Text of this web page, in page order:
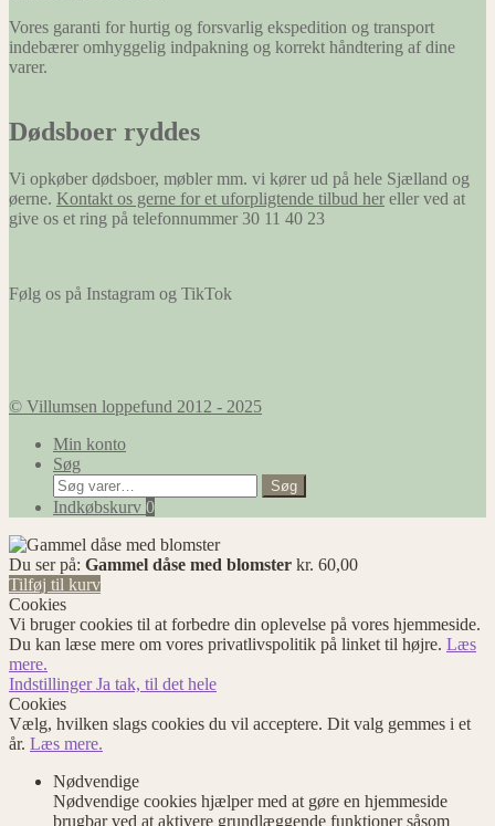
Vores garanti for hurtig og forsvarlig ekspedition og transport
indebærer omhyggelig indpakning og korrekt håndtering af dine
varer.
Dødsboer ryddes
Vi opkøber dødsboer, møbler mm. vi kører ud på hele Sjælland og
øerne. Kontakt os gerne for et uforpligtende tilbud her eller ved at
give os et ring på telefonnummer 30 11 40 23
Følg os på Instagram og TikTok
© Villumsen loppefund 2012 - 2025
Min konto
Søg
Søg
efter:
Søg
Indkøbskurv 0
Du ser på: Gammel dåse med blomster kr. 60,00
Tilføj til kurv
Cookies
Vi bruger cookies til at forbedre din oplevelse på vores hjemmeside.
Du kan læse mere om vores privatlivspolitik på linket til højre. Læs
mere.
IndstillingerJa tak, til det hele
Cookies
Vælg, hvilken slags cookies du vil acceptere. Dit valg gemmes i et
år. Læs mere.
Nødvendige
Nødvendige cookies hjælper med at gøre en hjemmeside
brugbar ved at aktivere grundlæggende funktioner såsom